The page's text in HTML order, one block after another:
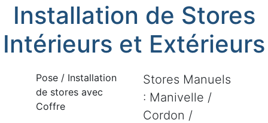
Installation de Stores
Intérieurs et Extérieurs
Pose / Installation
de stores avec
Coffre
Stores Manuels
: Manivelle /
Cordon /